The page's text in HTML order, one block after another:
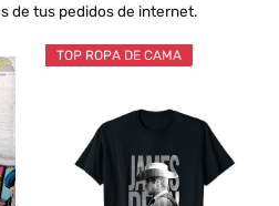
de tus pedidos de internet.
TOP ROPA DE CAMA